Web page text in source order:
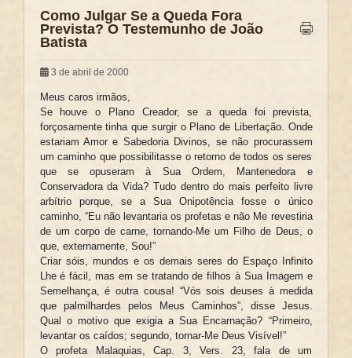
Como Julgar Se a Queda Fora
Prevista? O Testemunho de João
Batista
3 de abril de 2000
Meus caros irmãos,
Se houve o Plano Creador, se a queda foi prevista,
forçosamente tinha que surgir o Plano de Libertação. Onde
estariam Amor e Sabedoria Divinos, se não procurassem
um caminho que possibilitasse o retorno de todos os seres
que se opuseram à Sua Ordem, Mantenedora e
Conservadora da Vida? Tudo dentro do mais perfeito livre
arbítrio porque, se a Sua Onipotência fosse o único
caminho, “Eu não levantaria os profetas e não Me revestiria
de um corpo de carne, tornando-Me um Filho de Deus, o
que, externamente, Sou!”
Criar sóis, mundos e os demais seres do Espaço Infinito
Lhe é fácil, mas em se tratando de filhos à Sua Imagem e
Semelhança, é outra cousa! “Vós sois deuses à medida
que palmilhardes pelos Meus Caminhos”, disse Jesus.
Qual o motivo que exigia a Sua Encarnação? “Primeiro,
levantar os caídos; segundo, tornar-Me Deus Visível!”
O profeta Malaquias, Cap. 3, Vers. 23, fala de um